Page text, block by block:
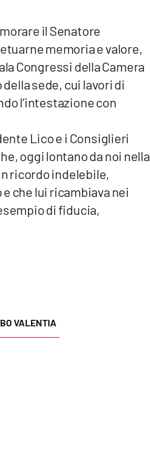
VALENTIA
il Senatore
memoria e valore,
Congressi della Camera
sede, cui lavori di
l’intestazione con
Lico e i Consiglieri
oggi lontano da noi nella
ricordo indelebile,
che lui ricambiava nei
di fiducia,